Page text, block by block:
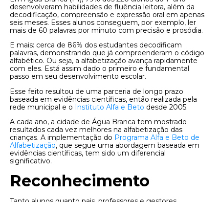
desenvolveram habilidades de fluência leitora, além da
decodificação, compreensão e expressão oral em apenas
seis meses. Esses alunos conseguem, por exemplo, ler
mais de 60 palavras por minuto com precisão e prosódia.
E mais: cerca de 86% dos estudantes decodificam
palavras, demonstrando que já compreenderam o código
alfabético. Ou seja, a alfabetização avança rapidamente
com eles. Está assim dado o primeiro e fundamental
passo em seu desenvolvimento escolar.
Esse feito resultou de uma parceria de longo prazo
baseada em evidências científicas, então realizada pela
rede municipal e o Instituto Alfa e Beto desde 2005.
A cada ano, a cidade de Água Branca tem mostrado
resultados cada vez melhores na alfabetização das
crianças. A implementação do Programa Alfa e Beto de
Alfabetização, que segue uma abordagem baseada em
evidências científicas, tem sido um diferencial
significativo.
Reconhecimento